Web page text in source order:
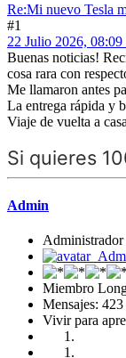
Re:Mi nuevo Tesla
#1
22 Julio 2026, 08:09
Buenas noticias!
cosa rara con
Me llamaron antes
La entrega rápida y
Viaje de vuelta a
Si quieres
Admin
Administrador
Miembro
Mensajes: 423
Vivir para